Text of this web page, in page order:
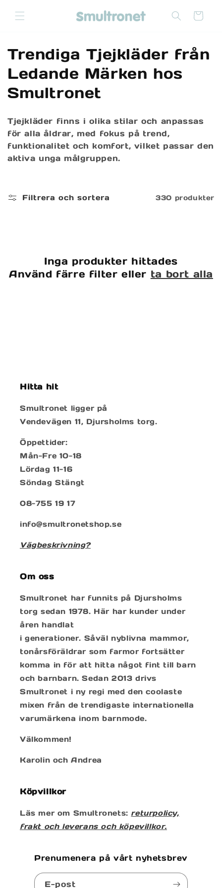
till
Varukorg
P
r
o
u
k
e
Trendiga Tjejkläder från
Ledande Märken hos
Smultronet
Tjejkläder finns i olika stilar och anpassas
för alla åldrar, med fokus på trend,
funktionalitet och komfort, vilket passar den
aktiva unga målgruppen.
Filtrera och sortera 330 produkter
Inga produkter hittades
Använd färre filter eller ta bort alla
Hitta hit
Smultronet ligger på
Vendevägen 11, Djursholms torg.
Öppettider:
Mån-Fre 10-18
Lördag 11-16
Söndag Stängt
08-755 19 17
info@smultronetshop.se
Vägbeskrivning?
Om oss
Smultronet har funnits på Djursholms
torg sedan 1978. Här har kunder under
åren handlat
i generationer. Såväl nyblivna mammor,
tonårsföräldrar som farmor fortsätter
komma in för att hitta något fint till barn
och barnbarn. Sedan 2013 drivs
Smultronet i ny regi med den coolaste
mixen från de trendigaste internationella
varumärkena inom barnmode.
Välkommen!
Karolin och Andrea
Köpvillkor
Läs mer om Smultronets: returpolicy,
frakt och leverans och köpevillkor.
Prenumenera på vårt nyhetsbrev
E-post